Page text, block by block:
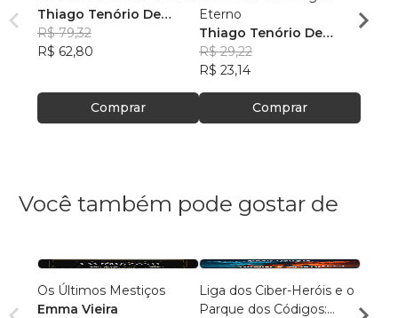
Thiago Tenório De
Oliveira
R$ 79,32
R$ 62,80
Comprar
Eterno
Thiago Tenório De
Oliveira
R$ 29,22
R$ 23,14
Comprar
R$
Você também pode gostar de
Os Últimos Mestiços
Emma Vieira
Liga dos Ciber-Heróis e o
Parque dos Códigos: